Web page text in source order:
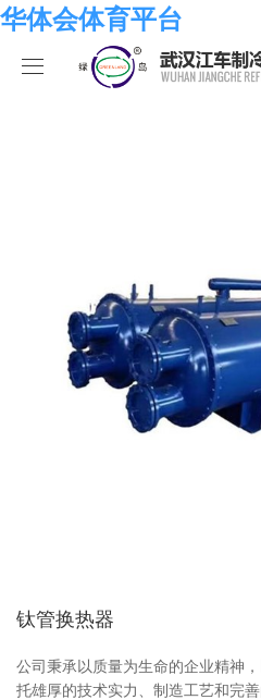
华体会体育平台
华体会体育平台
空调系列
冷冻系列
热泵系列
荣誉资质
发展历程
组织结构
华体会体育平台
行业新闻
合作伙伴
人员招聘
业绩考核
华体会体育平台-华体会（中国
钛管换热器
公司秉承以质量为生命的企业精神
托雄厚的技术实力、制造工艺和完